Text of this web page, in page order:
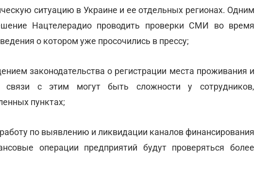
ситуацию в Украине и ее отдельных регионах. Одним
Нацтелерадио проводить проверки СМИ во время
о котором уже просочились в прессу;
законодательства о регистрации места проживания и
с этим могут быть сложности у сотрудников,
пунктах;
по выявлению и ликвидации каналов финансирования
операции предприятий будут проверяться более